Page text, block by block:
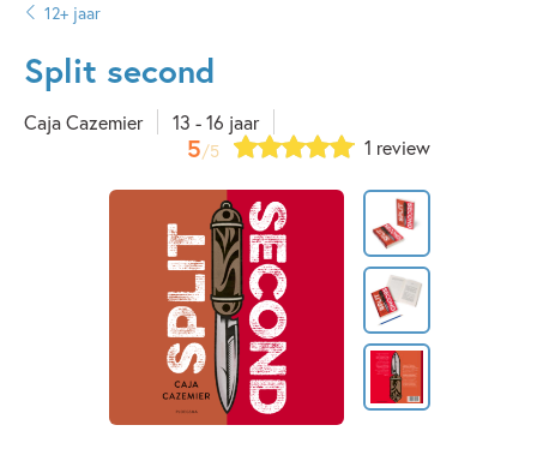
auteurs
uitgevers
12+ jaar
Split second
Caja Cazemier 13 - 16 jaar
5/5 1 review